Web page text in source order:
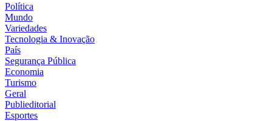
Política
Mundo
Variedades
Tecnologia & Inovação
País
Segurança Pública
Economia
Turismo
Geral
Publieditorial
Esportes